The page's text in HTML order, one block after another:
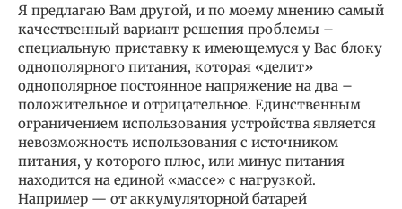
Я предлагаю Вам другой, и по моему мнению самый
качественный вариант решения проблемы –
специальную приставку к имеющемуся у Вас блоку
однополярного питания, которая «делит»
однополярное постоянное напряжение на два –
положительное и отрицательное. Единственным
ограничением использования устройства является
невозможность использования с источником
питания, у которого плюс, или минус питания
находится на единой «массе» с нагрузкой.
Например — от аккумуляторной батарей